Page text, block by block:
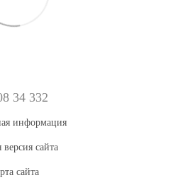
34 332
информация
сайта
сайта